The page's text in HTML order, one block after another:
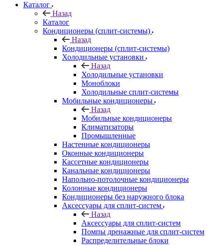
Каталог
Назад
Каталог
Кондиционеры (сплит-системы)
Назад
Кондиционеры (сплит-системы)
Холодильные установки
Назад
Холодильные установки
Моноблоки
Холодильные сплит-системы
Мобильные кондиционеры
Назад
Мобильные кондиционеры
Климатизаторы
Промышленные
Настенные кондиционеры
Оконные кондиционеры
Кассетные кондиционеры
Канальные кондиционеры
Напольно-потолочные кондиционеры
Колонные кондиционеры
Кондиционеры без наружного блока
Аксессуары для сплит-систем
Назад
Аксессуары для сплит-систем
Помпы дренажные для сплит-систем
Распределительные блоки